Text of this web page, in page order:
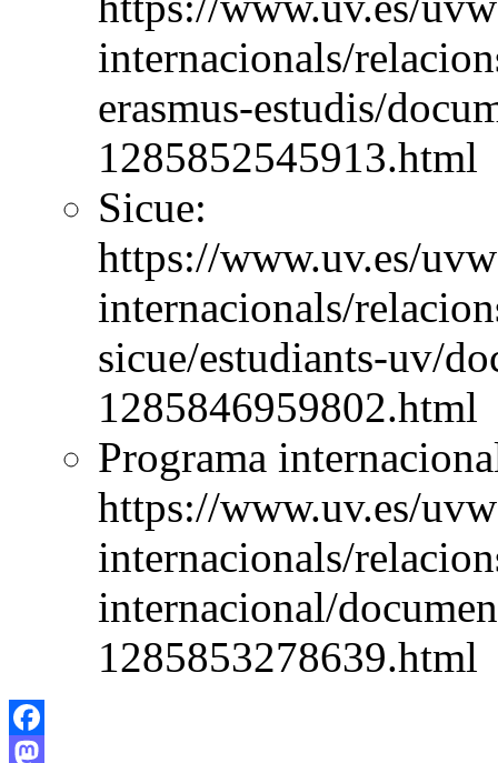
internacionals/
erasmus-estudis/
1285852545913.html
Sicue:
https://www.uv.es/
internacionals/
sicue/estudiants-uv/
1285846959802.html
Programa
https://www.uv.es/
internacionals/
internacional/
1285853278639.html
Facebook